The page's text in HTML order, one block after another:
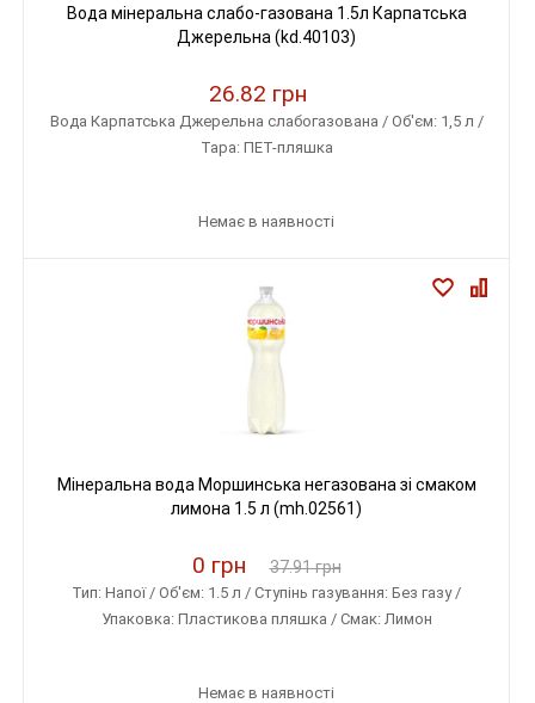
Вода мінеральна слабо-газована 1.5л Карпатська
Джерельна (kd.40103)
26.82 грн
Вода Карпатська Джерельна слабогазована / Об'єм: 1,5 л /
Тара: ПЕТ-пляшка
Немає в наявності
Мінеральна вода Моршинська негазована зі смаком
лимона 1.5 л (mh.02561)
0 грн 37.91 грн
Тип: Напої / Об'єм: 1.5 л / Ступінь газування: Без газу /
Упаковка: Пластикова пляшка / Смак: Лимон
Немає в наявності